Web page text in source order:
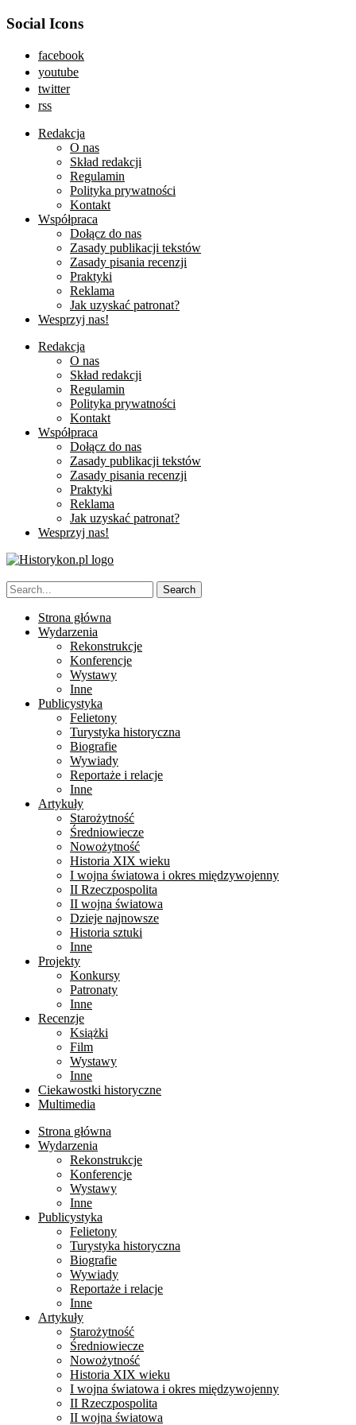
Social Icons
facebook
youtube
twitter
rss
Redakcja
O nas
Skład redakcji
Regulamin
Polityka prywatności
Kontakt
Współpraca
Dołącz do nas
Zasady publikacji tekstów
Zasady pisania recenzji
Praktyki
Reklama
Jak uzyskać patronat?
Wesprzyj nas!
Redakcja
O nas
Skład redakcji
Regulamin
Polityka prywatności
Kontakt
Współpraca
Dołącz do nas
Zasady publikacji tekstów
Zasady pisania recenzji
Praktyki
Reklama
Jak uzyskać patronat?
Wesprzyj nas!
Strona główna
Wydarzenia
Rekonstrukcje
Konferencje
Wystawy
Inne
Publicystyka
Felietony
Turystyka historyczna
Biografie
Wywiady
Reportaże i relacje
Inne
Artykuły
Starożytność
Średniowiecze
Nowożytność
Historia XIX wieku
I wojna światowa i okres międzywojenny
II Rzeczpospolita
II wojna światowa
Dzieje najnowsze
Historia sztuki
Inne
Projekty
Konkursy
Patronaty
Inne
Recenzje
Książki
Film
Wystawy
Inne
Ciekawostki historyczne
Multimedia
Strona główna
Wydarzenia
Rekonstrukcje
Konferencje
Wystawy
Inne
Publicystyka
Felietony
Turystyka historyczna
Biografie
Wywiady
Reportaże i relacje
Inne
Artykuły
Starożytność
Średniowiecze
Nowożytność
Historia XIX wieku
I wojna światowa i okres międzywojenny
II Rzeczpospolita
II wojna światowa